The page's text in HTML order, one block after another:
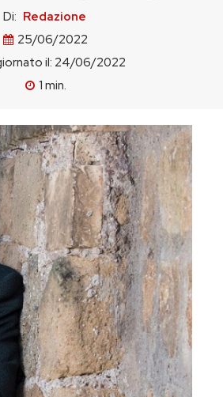
Di: Redazione
25/06/2022
il: 24/06/2022
1 min.